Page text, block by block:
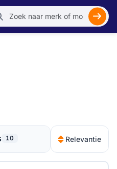
10 Relevantie